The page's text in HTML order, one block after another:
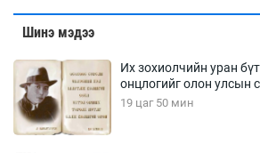
Шинэ мэдээ
Их зохиолчийн уран
онцлогийг олон улсын
19 цаг 50 мин